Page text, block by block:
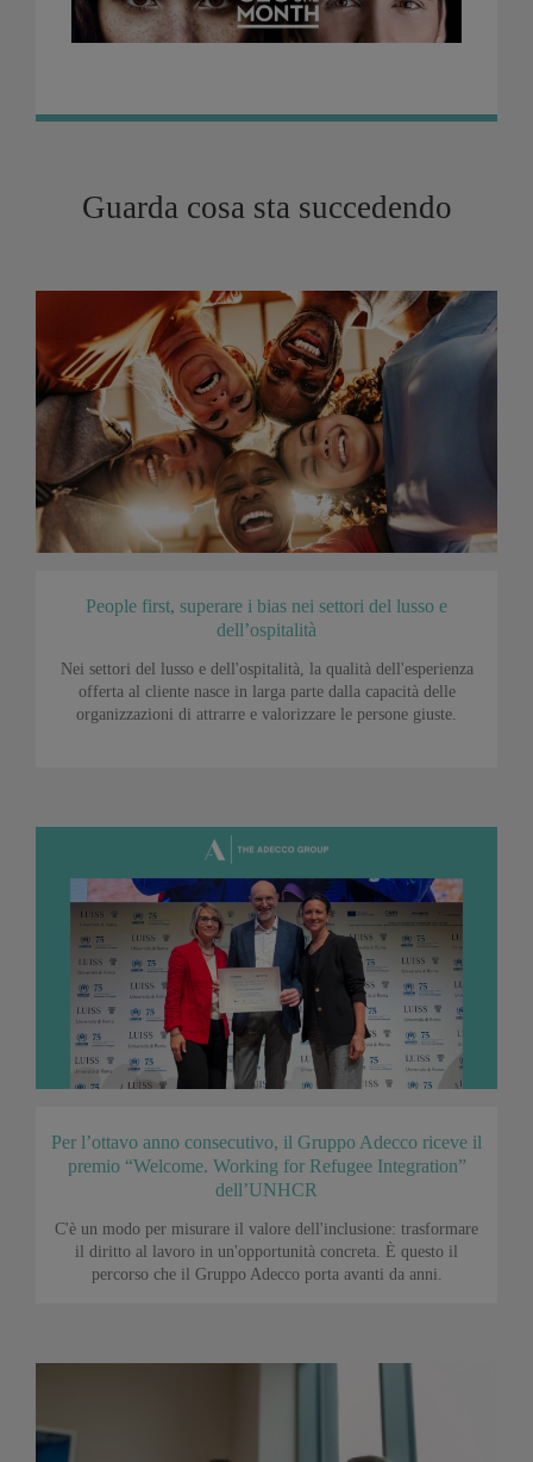
Guarda cosa sta succedendo
People first, superare i bias nei settori del lusso e
dell’ospitalità
Nei settori del lusso e dell'ospitalità, la qualità dell'esperienza
offerta al cliente nasce in larga parte dalla capacità delle
organizzazioni di attrarre e valorizzare le persone giuste.
Per l’ottavo anno consecutivo, il Gruppo Adecco riceve il
premio “Welcome. Working for Refugee Integration”
dell’UNHCR
C'è un modo per misurare il valore dell'inclusione: trasformare
il diritto al lavoro in un'opportunità concreta. È questo il
percorso che il Gruppo Adecco porta avanti da anni.